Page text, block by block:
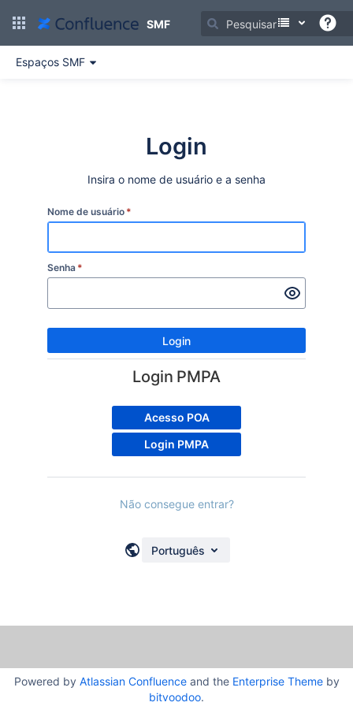
para
principal
SMF
Espaços SMF
Login
Insira o nome de usuário e a senha
Nome de usuário *
Senha *
Login
Login PMPA
Acesso POA
Login PMPA
Não consegue entrar?
Português
Powered by Atlassian Confluenceand the Enterprise Themeby
bitvoodoo.